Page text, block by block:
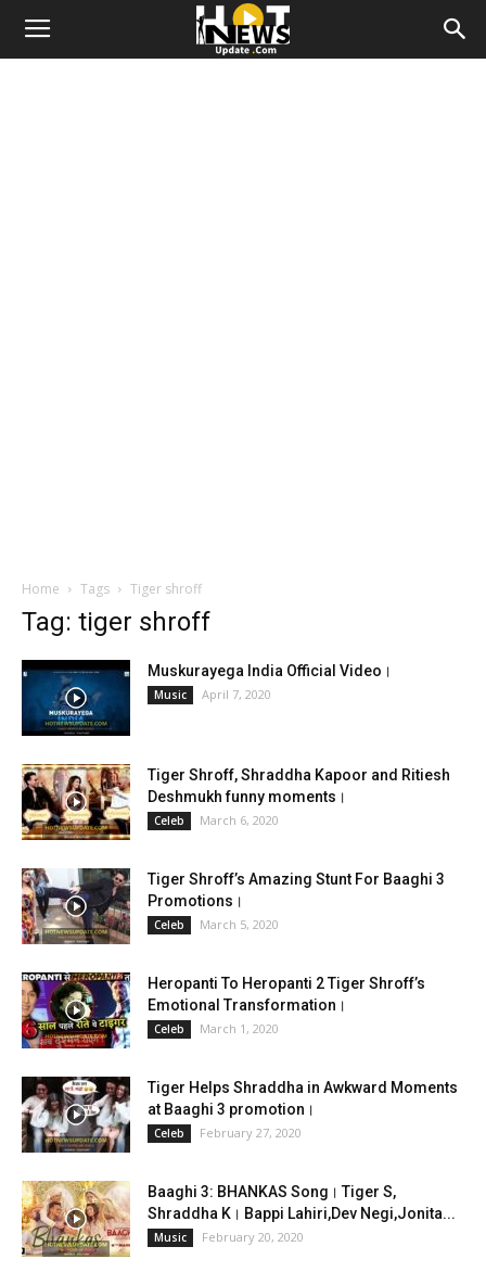
Home Tags Tiger shroff
Tag: tiger shroff
Muskurayega India Official Video।
Music April 7, 2020
Tiger Shroff, Shraddha Kapoor and Ritiesh
Deshmukh funny moments।
Celeb March 6, 2020
Tiger Shroff’s Amazing Stunt For Baaghi 3
Promotions।
Celeb March 5, 2020
Heropanti To Heropanti 2 Tiger Shroff’s
Emotional Transformation।
Celeb March 1, 2020
Tiger Helps Shraddha in Awkward Moments
at Baaghi 3 promotion।
Celeb February 27, 2020
Baaghi 3: BHANKAS Song। Tiger S,
Shraddha K। Bappi Lahiri,Dev Negi,Jonita...
Music February 20, 2020